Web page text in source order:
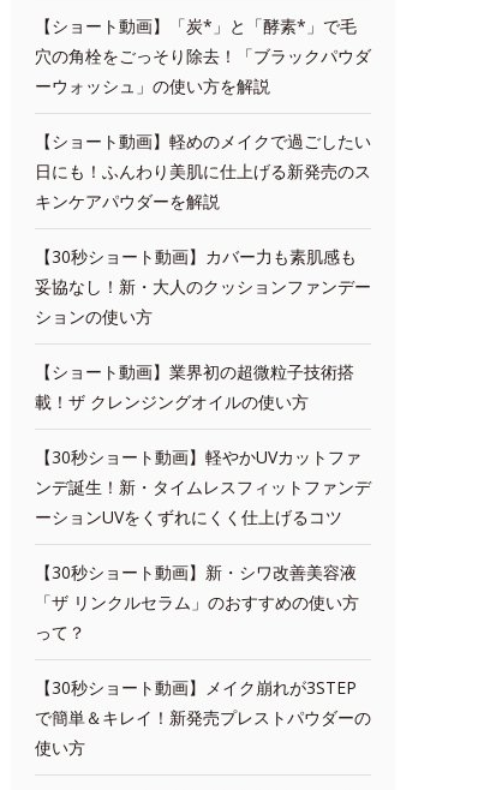
【ショート動画】「炭*」と「酵素*」で毛
穴の角栓をごっそり除去！「ブラックパウダ
ーウォッシュ」の使い方を解説
【ショート動画】軽めのメイクで過ごしたい
日にも！ふんわり美肌に仕上げる新発売のス
キンケアパウダーを解説
【30秒ショート動画】カバー力も素肌感も
妥協なし！新・大人のクッションファンデー
ションの使い方
【ショート動画】業界初の超微粒子技術搭
載！ザ クレンジングオイルの使い方
【30秒ショート動画】軽やかUVカットファ
ンデ誕生！新・タイムレスフィットファンデ
ーションUVをくずれにくく仕上げるコツ
【30秒ショート動画】新・シワ改善美容液
「ザ リンクルセラム」のおすすめの使い方
って？
【30秒ショート動画】メイク崩れが3STEP
で簡単＆キレイ！新発売プレストパウダーの
使い方